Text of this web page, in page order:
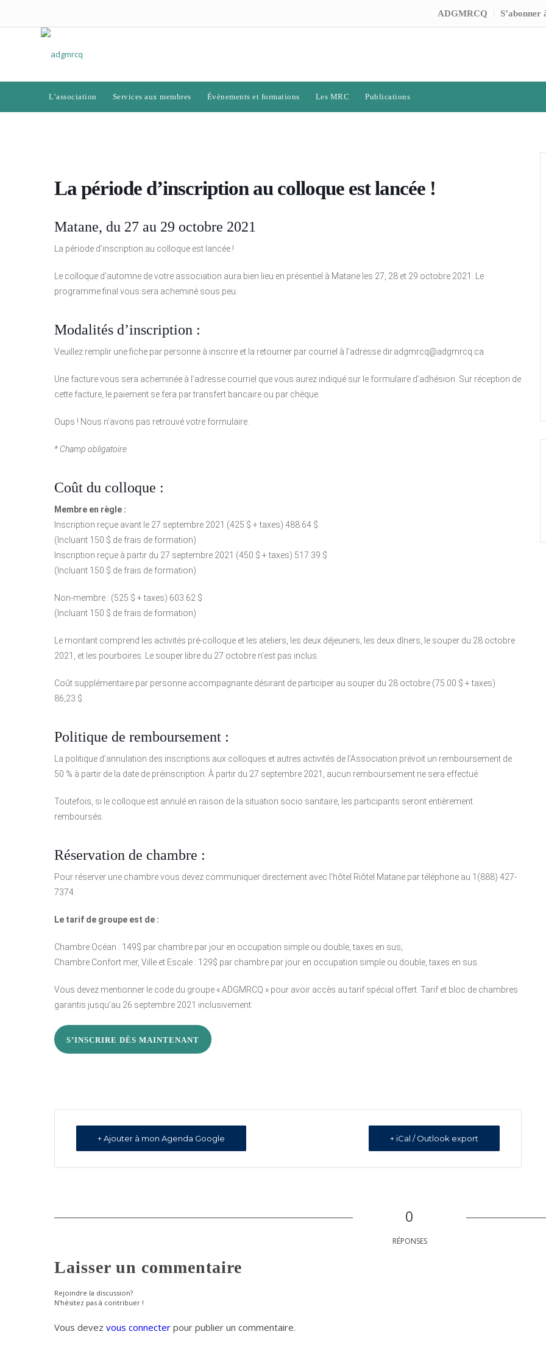
ADGMRCQ S’abonner
L’association Services aux membres Évènements et formations Les MRC Publications
La période d’inscription au colloque est lancée !
Matane, du 27 au 29 octobre 2021
La période d’inscription au colloque est lancée !
Le colloque d’automne de votre association aura bien lieu en présentiel à Matane les 27, 28 et 29 octobre 2021. Le
programme final vous sera acheminé sous peu.
Modalités d’inscription :
Veuillez remplir une fiche par personne à inscrire et la retourner par courriel à l’adresse dir.adgmrcq@adgmrcq.ca
Une facture vous sera acheminée à l’adresse courriel que vous aurez indiqué sur le formulaire d’adhésion. Sur réception de
cette facture, le paiement se fera par transfert bancaire ou par chèque.
Oups ! Nous n’avons pas retrouvé votre formulaire.
* Champ obligatoire
Coût du colloque :
Membre en règle :
Inscription reçue avant le 27 septembre 2021 (425 $ + taxes) 488.64 $
(Incluant 150 $ de frais de formation)
Inscription reçue à partir du 27 septembre 2021 (450 $ + taxes) 517.39 $
(Incluant 150 $ de frais de formation)
Non-membre : (525 $ + taxes) 603.62 $
(Incluant 150 $ de frais de formation)
Le montant comprend les activités pré-colloque et les ateliers, les deux déjeuners, les deux dîners, le souper du 28 octobre
2021, et les pourboires. Le souper libre du 27 octobre n’est pas inclus.
Coût supplémentaire par personne accompagnante désirant de participer au souper du 28 octobre (75.00 $ + taxes)
86,23 $
Politique de remboursement :
La politique d’annulation des inscriptions aux colloques et autres activités de l’Association prévoit un remboursement de
50 % à partir de la date de préinscription. À partir du 27 septembre 2021, aucun remboursement ne sera effectué.
Toutefois, si le colloque est annulé en raison de la situation socio sanitaire, les participants seront entièrement
remboursés.
Réservation de chambre :
Pour réserver une chambre vous devez communiquer directement avec l’hôtel Riôtel Matane par téléphone au 1(888) 427-
7374.
Le tarif de groupe est de :
Chambre Océan : 149$ par chambre par jour en occupation simple ou double, taxes en sus;
Chambre Confort mer, Ville et Escale : 129$ par chambre par jour en occupation simple ou double, taxes en sus.
Vous devez mentionner le code du groupe « ADGMRCQ » pour avoir accès au tarif spécial offert. Tarif et bloc de chambres
garantis jusqu’au 26 septembre 2021 inclusivement.
S’INSCRIRE DÈS MAINTENANT
+ Ajouter à mon Agenda Google + iCal / Outlook export
0
RÉPONSES
Laisser un commentaire
Rejoindre la discussion?
N’hésitez pas à contribuer !
Vous devez vous connecter pour publier un commentaire.